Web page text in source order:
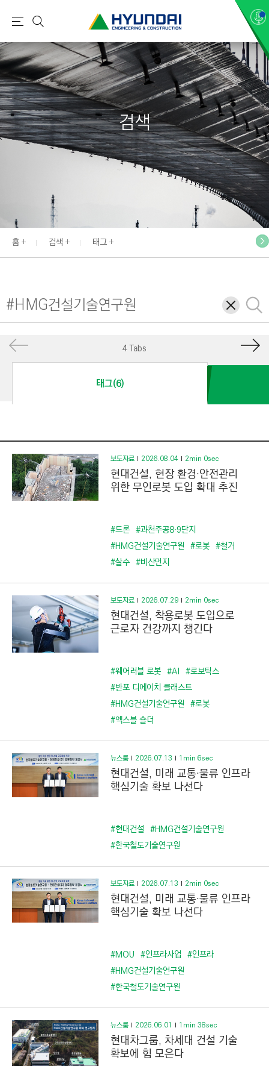
현
건
설
(
H
Y
U
N
E
N
N
E
I
O
N
S
T
N
)
메
뉴
검
색
검색
홈 검색 태그
삭
제
검
색
4 Tabs
태그(6)
보도자료 2026.08.04 2min 0sec
현대건설, 현장 환경·안전관리
위한 무인로봇 도입 확대 추진
#드론 #과천주공8∙9단지
#HMG건설기술연구원 #로봇 #철거
#살수 #비산먼지
보도자료 2026.07.29 2min 0sec
현대건설, 착용로봇 도입으로
근로자 건강까지 챙긴다
#웨어러블 로봇 #AI #로보틱스
#반포 디에이치 클래스트
#HMG건설기술연구원 #로봇
#엑스블 숄더
뉴스룸 2026.07.13 1min 6sec
현대건설, 미래 교통·물류 인프라
핵심기술 확보 나선다
#현대건설 #HMG건설기술연구원
#한국철도기술연구원
보도자료 2026.07.13 2min 0sec
현대건설, 미래 교통·물류 인프라
핵심기술 확보 나선다
#MOU #인프라사업 #인프라
#HMG건설기술연구원
#한국철도기술연구원
뉴스룸 2026.06.01 1min 38sec
현대차그룹, 차세대 건설 기술
확보에 힘 모은다